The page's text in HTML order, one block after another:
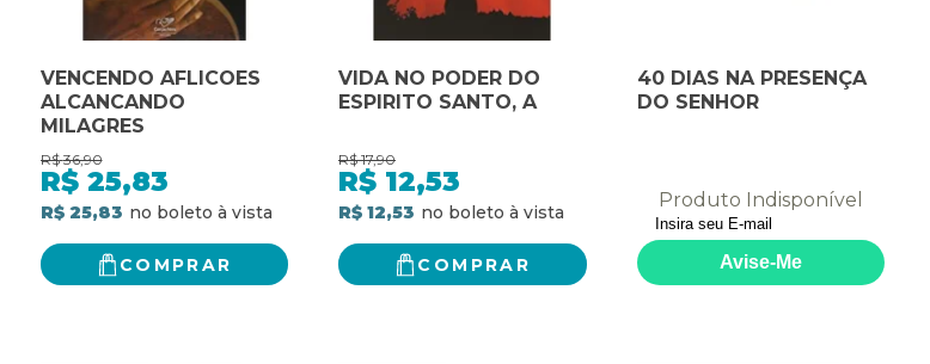
VENCENDO AFLICOES
ALCANCANDO
MILAGRES
R$ 36,90
R$ 25,83
R$ 25,83
COMPRAR
VIDA NO PODER DO
ESPIRITO SANTO, A
R$ 17,90
R$ 12,53
R$ 12,53
COMPRAR
40 DIAS NA PRESENÇA
DO SENHOR
Produto Indisponível